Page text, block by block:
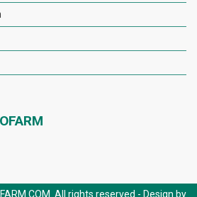
All rights reserved - Design by